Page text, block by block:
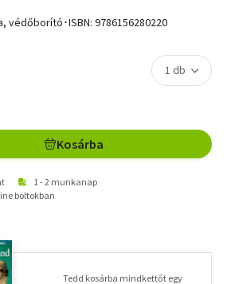
védőborító･ISBN: 9786156280220
Kosárba
1 - 2 munkanap
boltokban
Tedd kosárba mindkettőt egy